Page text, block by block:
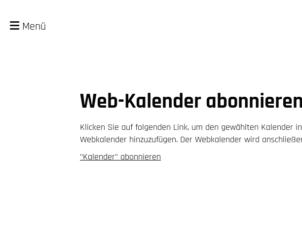
Menü
Web-Kalender abonnieren
Klicken Sie auf folgenden Link, um den gewählten Kalender
Webkalender hinzuzufügen. Der Webkalender wird
"Kalender" abonnieren